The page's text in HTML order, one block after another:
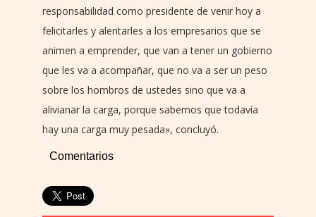
responsabilidad como presidente de venir hoy a
felicitarles y alentarles a los empresarios que se
animen a emprender, que van a tener un gobierno
que les va a acompañar, que no va a ser un peso
sobre los hombros de ustedes sino que va a
alivianar la carga, porque sabemos que todavía
hay una carga muy pesada», concluyó.
Comentarios